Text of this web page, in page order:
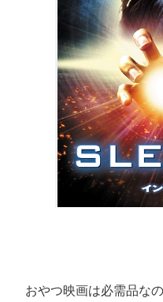
おやつ映画は必需品な